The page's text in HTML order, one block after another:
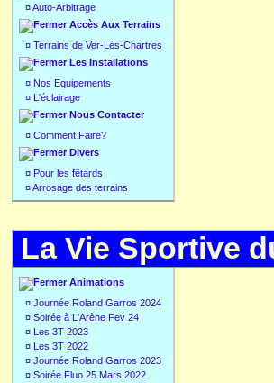
¤Auto-Arbitrage
Accès Aux Terrains
¤ Terrains de Ver-Lès-Chartres
Les Installations
¤ Nos Equipements
¤ L'éclairage
Nous Contacter
¤ Comment Faire?
Divers
¤ Pour les fêtards
¤Arrosage des terrains
La Vie Sportive
Animations
¤ Journée Roland Garros 2024
¤ Soirée à L'Arène Fev 24
¤ Les 3T 2023
¤ Les 3T 2022
¤ Journée Roland Garros 2023
¤ Soirée Fluo 25 Mars 2022